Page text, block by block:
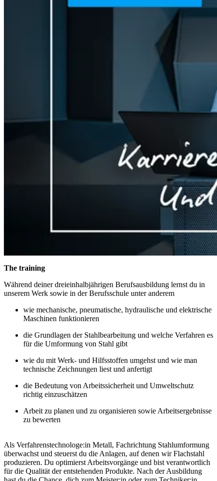
The training
Während deiner dreieinhalbjährigen Berufsausbildung lernst du in
unserem Werk sowie in der Berufsschule unter anderem
wie mechanische, pneumatische, hydraulische und elektrische
Maschinen funktionieren
die Grundlagen der Stahlbearbeitung und welche Verfahren es
für die Umformung von Stahl gibt
wie du mit Werk- und Hilfsstoffen umgehst und wie man
technische Zeichnungen liest und anfertigt
die Bedeutung von Arbeitssicherheit und Umweltschutz
richtig einzuschätzen
Arbeit zu planen und zu organisieren sowie Arbeitsergebnisse
zu bewerten
Als Verfahrenstechnologe:in Metall, Fachrichtung Stahlumformung
überwachst und steuerst du die Anlagen, auf denen wir Flachstahl
produzieren. Du optimierst Arbeitsvorgänge und bist verantwortlich
für die Qualität der entstehenden Produkte. Nach der Ausbildung